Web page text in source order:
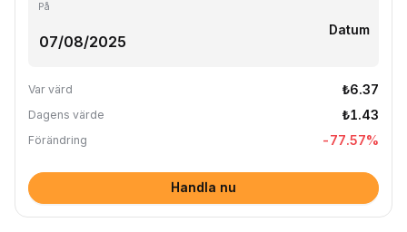
På
Datum
Var värd ₺6.37
Dagens värde ₺1.43
Förändring -77.57%
Handla nu